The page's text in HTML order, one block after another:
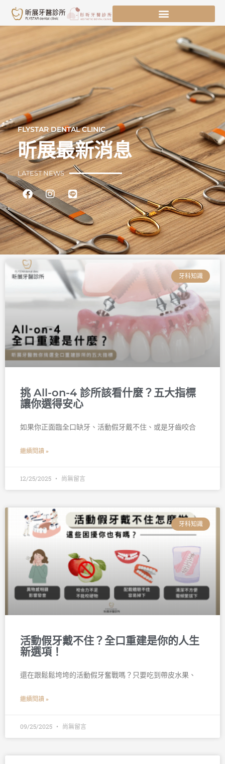
主
容
FLYSTAR DENTAL CLINIC
昕展最新消息
LATEST NEWS
FacebookInstagram
Line
牙科知識
挑 All-on-4 診所該看什麼？五大指標
讓你選得安心
如果你正面臨全口缺牙、活動假牙戴不住、或是牙齒咬合
繼續閱讀 »
12/25/2025 尚無留言
牙科知識
活動假牙戴不住？全口重建是你的人生
新選項！
還在跟鬆鬆垮垮的活動假牙奮戰嗎？只要吃到帶皮水果、
繼續閱讀 »
09/25/2025 尚無留言
面